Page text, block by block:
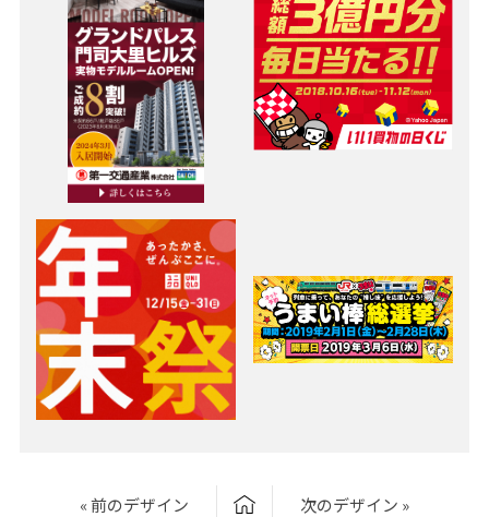
« 前のデザイン 次のデザイン »